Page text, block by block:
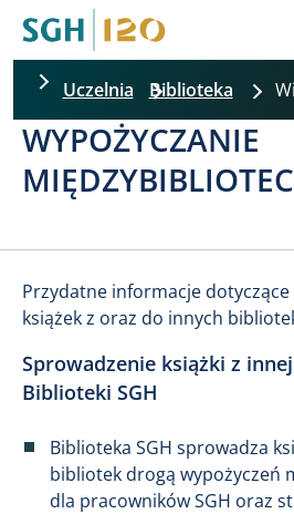
Uczelnia Biblioteka
WYPOŻYCZANIE
Przydatne informacje
książek z oraz do innych
Sprowadzenie książki z
Biblioteki SGH
Biblioteka SGH sprowadza
bibliotek drogą wypożyczeń
dla pracowników SGH oraz